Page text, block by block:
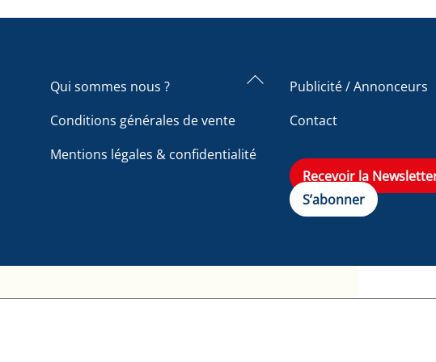
Back
Qui sommes nous ?
Conditions générales de vente
Mentions légales & confidentialité
Publicité / Annonceurs
Contact
Recevoir la
S’abonner